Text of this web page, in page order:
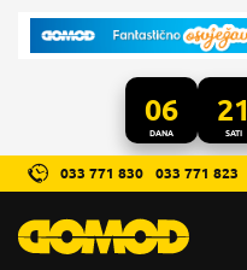
06
DANA
21
SATI
033 771 830 033 771 823